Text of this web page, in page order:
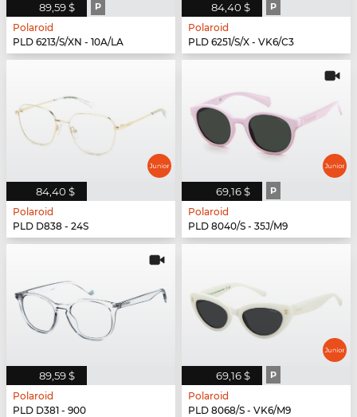
89,59 $ P
Polaroid
PLD 6213/S/XN - 10A/LA
84,40 $ P
Polaroid
PLD 6251/S/X - VK6/C3
84,40 $
Polaroid
PLD D838 - 24S
69,16 $ P
Polaroid
PLD 8040/S - 35J/M9
89,59 $
Polaroid
PLD D381 - 900
69,16 $ P
Polaroid
PLD 8068/S - VK6/M9